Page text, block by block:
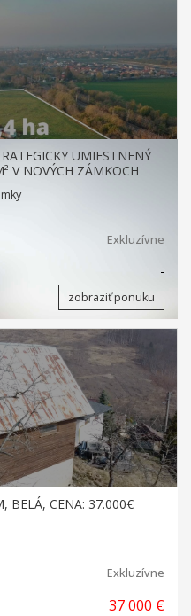
UMIESTNENÝ
V NOVÝCH ZÁMKOCH
Exkluzívne
-
zobraziť ponuku
BELÁ, CENA: 37.000€
Exkluzívne
37 000 €